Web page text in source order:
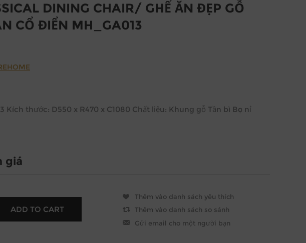
DINING CHAIR/ GHẾ ĂN ĐẸP GỖ
CỔ ĐIỂN MH_GA013
Kích thước: D550 x R470 x C1080 Chất liệu: Khung gỗ Tần bì Bọc nỉ
giá